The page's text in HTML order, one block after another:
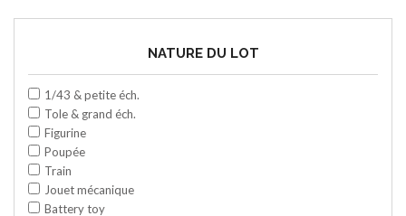
NATURE DU LOT
1/43 & petite éch.
Tole & grand éch.
Figurine
Poupée
Train
Jouet mécanique
Battery toy